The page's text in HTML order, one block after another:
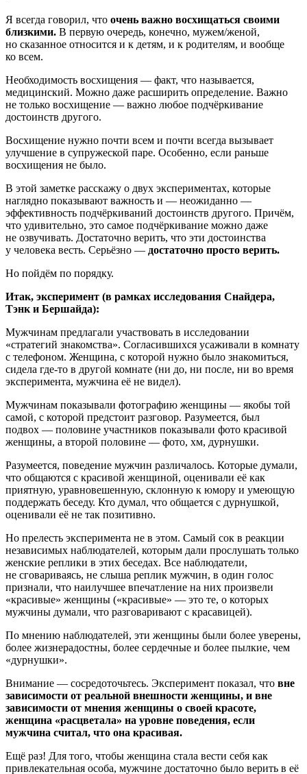
Я всегда говорил, что очень важно восхищаться своими
близкими. В первую очередь, конечно, мужем/женой,
но сказанное относится и к детям, и к родителям, и вообще
ко всем.
Необходимость восхищения — факт, что называется,
медицинский. Можно даже расширить определение. Важно
не только восхищение — важно любое подчёркивание
достоинств другого.
Восхищение нужно почти всем и почти всегда вызывает
улучшение в супружеской паре. Особенно, если раньше
восхищения не было.
В этой заметке расскажу о двух экспериментах, которые
наглядно показывают важность и — неожиданно —
эффективность подчёркиваний достоинств другого. Причём,
что удивительно, это самое подчёркивание можно даже
не озвучивать. Достаточно верить, что эти достоинства
у человека весть. Серьёзно — достаточно просто верить.
Но пойдём по порядку.
Итак, эксперимент (в рамках исследования Снайдера,
Тэнк и Бершайда):
Мужчинам предлагали участвовать в исследовании
«стратегий знакомства». Согласившихся усаживали в комнату
с телефоном. Женщина, с которой нужно было знакомиться,
сидела где-то в другой комнате (ни до, ни после, ни во время
эксперимента, мужчина её не видел).
Мужчинам показывали фотографию женщины — якобы той
самой, с которой предстоит разговор. Разумеется, был
подвох — половине участников показывали фото красивой
женщины, а второй половине — фото, хм, дурнушки.
Разумеется, поведение мужчин различалось. Которые думали,
что общаются с красивой женщиной, оценивали её как
приятную, уравновешенную, склонную к юмору и умеющую
поддержать беседу. Кто думал, что общается с дурнушкой,
оценивали её не так позитивно.
Но прелесть эксперимента не в этом. Самый сок в реакции
независимых наблюдателей, которым дали прослушать только
женские реплики в этих беседах. Все наблюдатели,
не сговариваясь, не слыша реплик мужчин, в один голос
признали, что наилучшее впечатление на них произвели
«красивые» женщины («красивые» — это те, о которых
мужчины думали, что разговаривают с красавицей).
По мнению наблюдателей, эти женщины были более уверены,
более жизнерадостны, более сердечные и более пылкие, чем
«дурнушки».
Внимание — сосредоточьтесь. Эксперимент показал, что вне
зависимости от реальной внешности женщины, и вне
зависимости от мнения женщины о своей красоте,
женщина «расцветала» на уровне поведения, если
мужчина считал, что она красивая.
Ещё раз! Для того, чтобы женщина стала вести себя как
привлекательная особа, мужчине достаточно было верить в её